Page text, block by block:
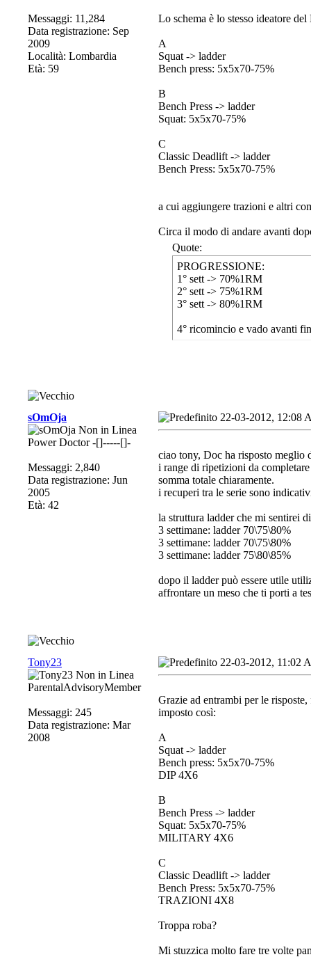
Messaggi: 11,284
Data registrazione: Sep
2009
Località: Lombardia
Età: 59
Lo schema è lo stesso ideatore
A
Squat -> ladder
Bench press: 5x5x70-75%
B
Bench Press -> ladder
Squat: 5x5x70-75%
C
Classic Deadlift -> ladder
Bench Press: 5x5x70-75%
a cui aggiungere trazioni e altri
Circa il modo di andare avanti
Quote:
PROGRESSIONE:
1° sett -> 70%1RM
2° sett -> 75%1RM
3° sett -> 80%1RM
4° ricomincio e vado avanti
sOmOja
Power Doctor -[]-----[]-
Messaggi: 2,840
Data registrazione: Jun
2005
Età: 42
22-03-2012, 12:08
ciao tony, Doc ha risposto meglio
i range di ripetizioni da
somma totale chiaramente.
i recuperi tra le serie sono
la struttura ladder che mi sentirei
3 settimane: ladder 70\75\80%
3 settimane: ladder 70\75\80%
3 settimane: ladder 75\80\85%
dopo il ladder può essere utile
affrontare un meso che ti porti a
Tony23
ParentalAdvisoryMember
Messaggi: 245
Data registrazione: Mar
2008
22-03-2012, 11:02
Grazie ad entrambi per le
imposto così:
A
Squat -> ladder
Bench press: 5x5x70-75%
DIP 4X6
B
Bench Press -> ladder
Squat: 5x5x70-75%
MILITARY 4X6
C
Classic Deadlift -> ladder
Bench Press: 5x5x70-75%
TRAZIONI 4X8
Troppa roba?
Mi stuzzica molto fare tre volte